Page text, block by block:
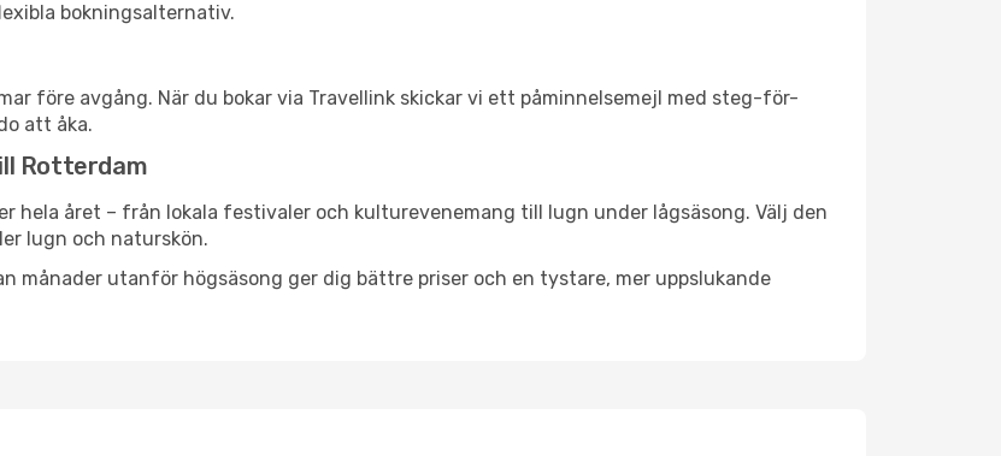
bokningsalternativ.
före avgång. När du bokar via Travellink skickar vi ett påminnelsemejl med steg-för-
att åka.
Rotterdam
hela året – från lokala festivaler och kulturevenemang till lugn under lågsäsong. Välj den
lugn och naturskön.
månader utanför högsäsong ger dig bättre priser och en tystare, mer uppslukande